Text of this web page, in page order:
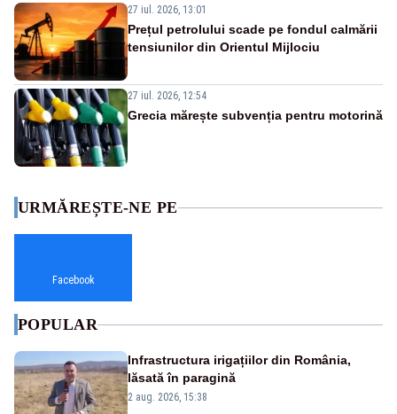
27 iul. 2026, 13:01
Prețul petrolului scade pe fondul calmării
tensiunilor din Orientul Mijlociu
27 iul. 2026, 12:54
Grecia mărește subvenția pentru motorină
URMĂREȘTE-NE PE
Facebook
POPULAR
Infrastructura irigațiilor din România,
lăsată în paragină
2 aug. 2026, 15:38